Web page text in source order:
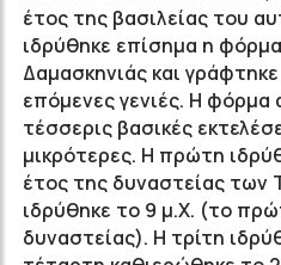
έτος της βασιλείας του
ιδρύθηκε επίσημα η
Δαμασκηνιάς και
επόμενες γενιές. Η φόρμα
τέσσερις βασικές
μικρότερες. Η πρώτη
έτος της δυναστείας των
ιδρύθηκε το 9 μ.Χ. (το
δυναστείας). Η τρίτη